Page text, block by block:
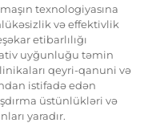
texnologiyasına
və effektivlik
etibarlılığı
uyğunluğu təmin
qeyri-qanuni və
istifadə edən
üstünlükləri və
yaradır.